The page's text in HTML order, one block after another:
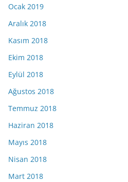
Ocak 2019
Aralık 2018
Kasım 2018
Ekim 2018
Eylül 2018
Ağustos 2018
Temmuz 2018
Haziran 2018
Mayıs 2018
Nisan 2018
Mart 2018